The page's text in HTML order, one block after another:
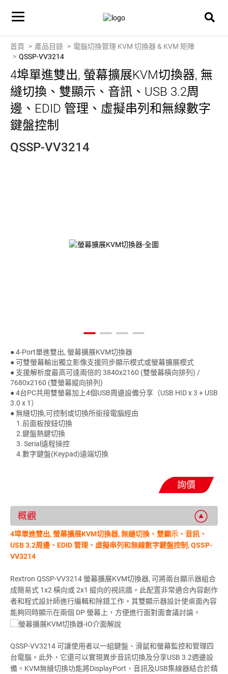
首頁 產品目錄
電腦切換管理 KVM 切換器 & KVM 矩陣
QSSP-VV3214
4埠單進雙出, 螢幕擴展KVM切換器, 無
縫切換、雙顯示、音訊、USB 3.2周
邊、EDID 管理、虛擬串列和無線數字
鍵盤控制
QSSP-VV3214
● 4-Port單進雙出, 螢幕擴展KVM切換器
● 可雙螢幕輸出獨立影像支援同步顯示模式或螢幕擴展模式
● 支援解析度最高可達兩倍的 3840x2160 (雙螢幕橫向排列) /
7680x2160 (雙螢幕縱向排列)
● 4台PC共用雙螢幕加上4個USB周邊設備分享（USB HID x 3 + USB
3.0 x 1）
● 無縫切換,可控制或切換所銜接電腦經由
1.前面板按鈕切換
2.鍵盤熱鍵切換
3. Serial遠程操控
4.數字鍵盤(Keypad)遠端切換
詢價
概觀
4埠單進雙出, 螢幕擴展KVM切換器, 無縫切換、雙顯示、音訊、
USB 3.2周邊、EDID 管理、虛擬串列和無線數字鍵盤控制, QSSP-
VV3214
Rextron QSSP-VV3214 螢幕擴展KVM切換器, 可將兩台顯示器組合
成簡易式 1x2 橫向或 2x1 縱向的視訊牆。此配置非常適合內容創作
者和程式設計師進行編輯和除錯工作。其雙顯示器設計使桌面內容
能夠同時顯示在兩個 DP 螢幕上，方便進行面對面會議討論。
QSSP-VV3214 可讓使用者以一組鍵盤、滑鼠和螢幕監控和管理四
台電腦。此外，它還可以實現異步音訊切換及分享USB 3.2週邊設
備。KVM無縫切換功能將DisplayPort、音訊及USB集線器結合於精